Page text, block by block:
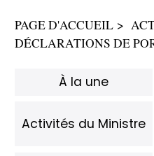
Espa
ñol
PAGE D'ACCUEIL
DÉCLARATIONS DE
À la une
Activités du Ministre